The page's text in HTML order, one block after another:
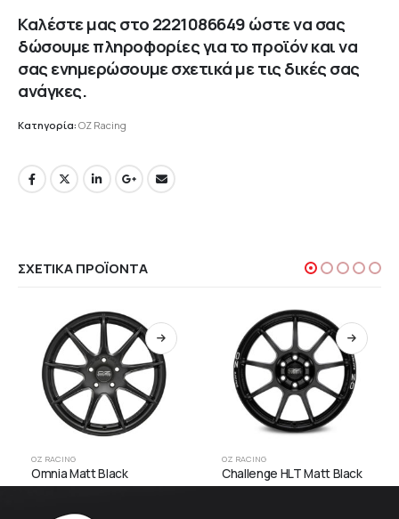
Καλέστε μας στο2221086649ώστε να σας
δώσουμε πληροφορίες για το προϊόν και να
σας ενημερώσουμε σχετικά με τις δικές σας
ανάγκες.
Κατηγορία: OZ Racing
ΣΧΕΤΙΚΆ ΠΡΟΪΌΝΤΑ
OZ RACING
Omnia Matt Black
OZ RACING
Challenge HLT Matt Black